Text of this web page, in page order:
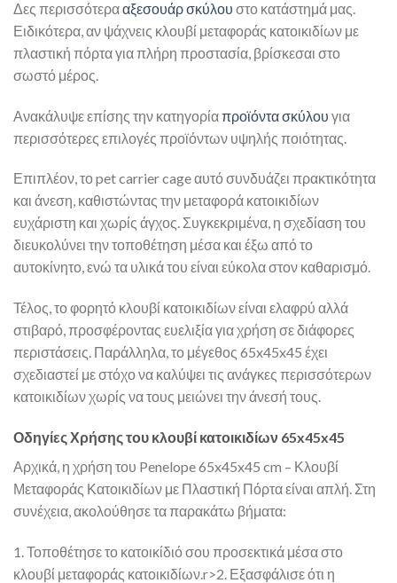
Δες περισσότερααξεσουάρ σκύλου στο κατάστημά μας.
Ειδικότερα, αν ψάχνεις κλουβί μεταφοράς κατοικιδίων με
πλαστική πόρτα για πλήρη προστασία, βρίσκεσαι στο
σωστό μέρος.
Ανακάλυψε επίσης την κατηγορίαπροϊόντα σκύλου για
περισσότερες επιλογές προϊόντων υψηλής ποιότητας.
Επιπλέον, το pet carrier cage αυτό συνδυάζει πρακτικότητα
και άνεση, καθιστώντας την μεταφορά κατοικιδίων
ευχάριστη και χωρίς άγχος. Συγκεκριμένα, η σχεδίαση του
διευκολύνει την τοποθέτηση μέσα και έξω από το
αυτοκίνητο, ενώ τα υλικά του είναι εύκολα στον καθαρισμό.
Τέλος, το φορητό κλουβί κατοικιδίων είναι ελαφρύ αλλά
στιβαρό, προσφέροντας ευελιξία για χρήση σε διάφορες
περιστάσεις. Παράλληλα, το μέγεθος 65x45x45 έχει
σχεδιαστεί με στόχο να καλύψει τις ανάγκες περισσότερων
κατοικιδίων χωρίς να τους μειώνει την άνεσή τους.
Οδηγίες Χρήσης του κλουβί κατοικιδίων 65x45x45
Αρχικά, η χρήση του Penelope 65x45x45 cm – Κλουβί
Μεταφοράς Κατοικιδίων με Πλαστική Πόρτα είναι απλή. Στη
συνέχεια, ακολούθησε τα παρακάτω βήματα:
1. Τοποθέτησε το κατοικίδιό σου προσεκτικά μέσα στο
κλουβί μεταφοράς κατοικιδίων.r>2. Εξασφάλισε ότι η